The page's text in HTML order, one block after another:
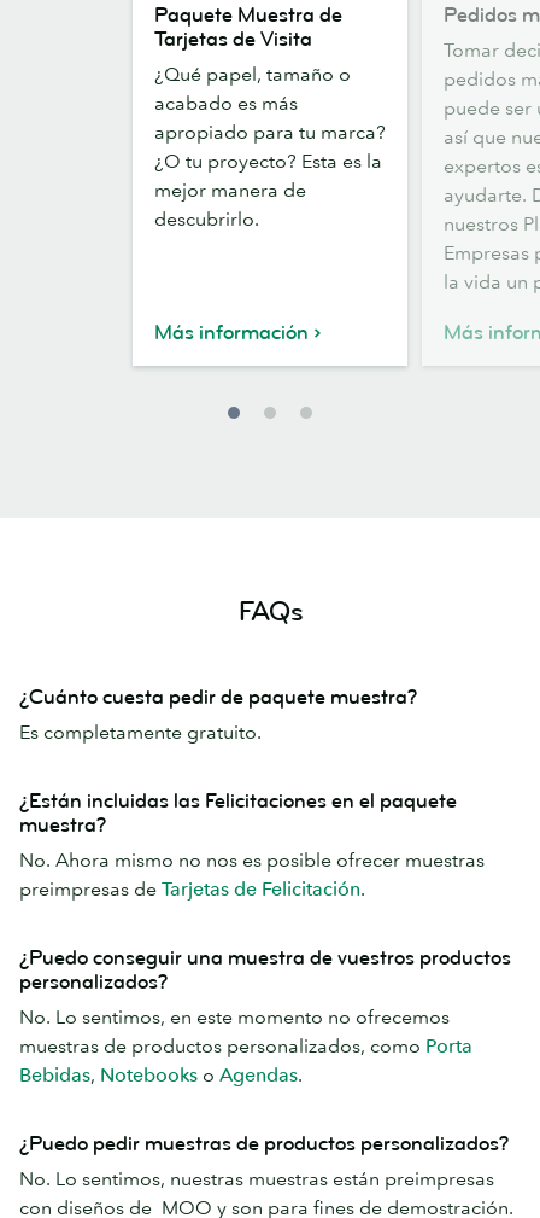
Muestra
Tarjetas
Visita
Paquete Muestra de
Tarjetas de Visita
¿Qué papel, tamaño o
acabado es más
apropiado para tu marca?
¿O tu proyecto? Esta es la
mejor manera de
descubrirlo.
Más información
más
grandes
Pedidos
Tomar
pedidos
puede ser
así que
expertos
ayudarte.
nuestros
Empresas
la vida un
Más
FAQs
¿Cuánto cuesta pedir de paquete muestra?
Es completamente gratuito.
¿Están incluidas las Felicitaciones en el paquete
muestra?
No. Ahora mismo no nos es posible ofrecer muestras
preimpresas de Tarjetas de Felicitación.
¿Puedo conseguir una muestra de vuestros productos
personalizados?
No. Lo sentimos, en este momento no ofrecemos
muestras de productos personalizados, como Porta
Bebidas, Notebooks o Agendas.
¿Puedo pedir muestras de productos personalizados?
No. Lo sentimos, nuestras muestras están preimpresas
con diseños de MOO y son para fines de demostración.